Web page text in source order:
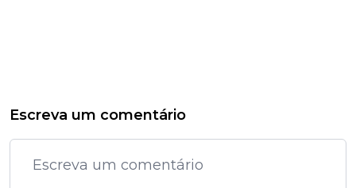
Escreva um comentário